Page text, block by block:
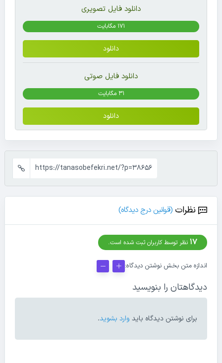
دانلود فایل تصویری
171 مگابایت
دانلود
دانلود فایل صوتی
31 مگابایت
دانلود
https://tanasobefekri.net/?p=38656
نظرات (قوانین درج دیدگاه)
17 نظر توسط کاربران ثبت شده است.
اندازه متن بخش نوشتن دیدگاه:
دیدگاهتان را بنویسید
برای نوشتن دیدگاه باید وارد بشوید.